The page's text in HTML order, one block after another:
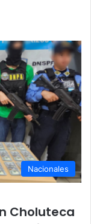
Nacionales
Choluteca